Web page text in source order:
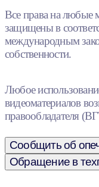
Все права на любые
защищены в
международным
собственности.
Любое
видеоматериалов
правообладателя
Сообщить об
Обращение в